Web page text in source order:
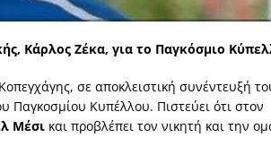
είναι (πολύ) ανοιχτή ακόμη. Προς αναμέτρηση
Το «αίνιγμα»και η «λύση» του μέσα από τον
Κάρλος Ζέκα, για το Παγκόσμιο
σε αποκλειστική συνέντευξή
Παγκοσμίου Κυπέλλου. Πιστεύει ότι στον
Μέσι και προβλέπει τον νικητή και την